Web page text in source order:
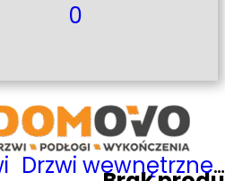
0
Drzwi wewnętrzne